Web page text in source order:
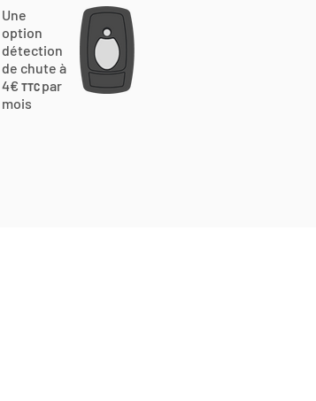
Une
option
détection
de chute à
4€ TTC par
mois